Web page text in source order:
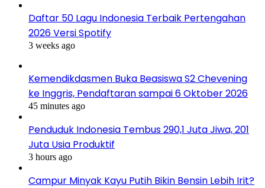
Daftar 50 Lagu Indonesia Terbaik Pertengahan
2026 Versi Spotify
3 weeks ago
Kemendikdasmen Buka Beasiswa S2 Chevening
ke Inggris, Pendaftaran sampai 6 Oktober 2026
45 minutes ago
Penduduk Indonesia Tembus 290,1 Juta Jiwa, 201
Juta Usia Produktif
3 hours ago
Campur Minyak Kayu Putih Bikin Bensin Lebih Irit?